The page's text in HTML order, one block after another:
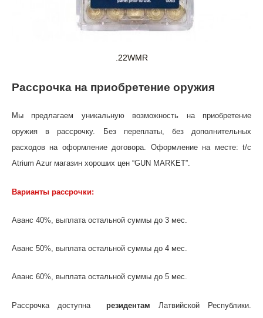
Рассрочка на приобретение оружия
Мы предлагаем уникальную возможность на приобретение
оружия в рассрочку. Без переплаты, без дополнительных
расходов на оформление договора. Оформление на месте: t/c
Atrium Azur магазин хороших цен “GUN MARKET”.
Варианты рассрочки:
Аванс 40%, выплата остальной суммы до 3 мес.
Аванс 50%, выплата остальной суммы до 4 мес.
Аванс 60%, выплата остальной суммы до 5 мес.
Рассрочка доступнарезидентам Латвийской Республики.
.22WMR